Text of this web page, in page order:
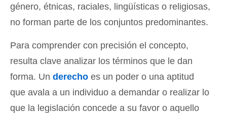
género, étnicas, raciales, lingüísticas o religiosas,
no forman parte de los conjuntos predominantes.
Para comprender con precisión el concepto,
resulta clave analizar los términos que le dan
forma. Un derecho es un poder o una aptitud
que avala a un individuo a demandar o realizar lo
que la legislación concede a su favor o aquello